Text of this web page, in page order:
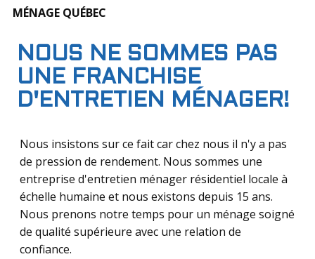
MÉNAGE QUÉBEC
NOUS NE SOMMES PAS
UNE FRANCHISE
D'ENTRETIEN MÉNAGER!
Nous insistons sur ce fait car chez nous il n'y a pas
de pression de rendement. Nous sommes une
entreprise d'entretien ménager résidentiel locale à
échelle humaine et nous existons depuis 15 ans.​ ​
Nous prenons notre temps pour un ménage soigné
de qualité supérieure avec une relation de
confiance.